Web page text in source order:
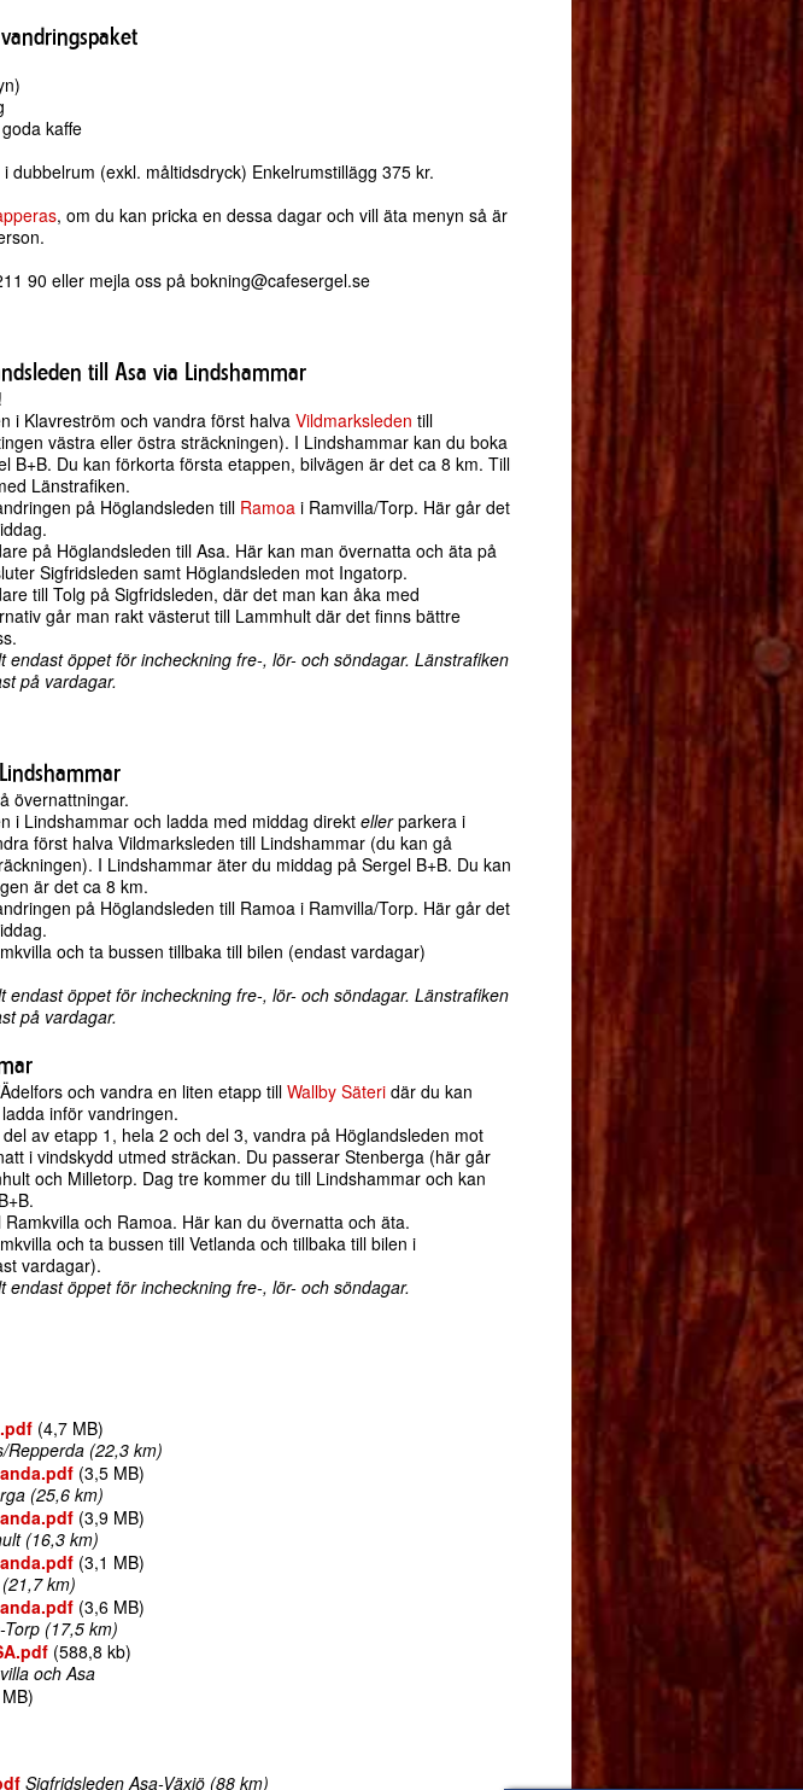
kaffe
dubbelrum (exkl. måltidsdryck) Enkelrumstillägg 375 kr.
, om du kan pricka en dessa dagar och vill äta menyn så är
90 eller mejla oss på bokning@cafesergel.se
till Asa via Lindshammar
i Klavreström och vandra först halvaVildmarksleden till
västra eller östra sträckningen). I Lindshammar kan du boka
B+B. Du kan förkorta första etappen, bilvägen är det ca 8 km. Till
Länstrafiken.
på Höglandsleden till Ramoa i Ramvilla/Torp. Här går det
på Höglandsleden till Asa. Här kan man övernatta och äta på
Sigfridsleden samt Höglandsleden mot Ingatorp.
till Tolg på Sigfridsleden, där det man kan åka med
går man rakt västerut till Lammhult där det finns bättre
endast öppet för incheckning fre-, lör- och söndagar. Länstrafiken
på vardagar.
övernattningar.
i Lindshammar och ladda med middag direktellerparkera i
först halva Vildmarksleden till Lindshammar (du kan gå
I Lindshammar äter du middag på Sergel B+B. Du kan
är det ca 8 km.
på Höglandsleden till Ramoa i Ramvilla/Torp. Här går det
och ta bussen tillbaka till bilen (endast vardagar)
endast öppet för incheckning fre-, lör- och söndagar. Länstrafiken
på vardagar.
och vandra en liten etapp tillWallby Säteri där du kan
inför vandringen.
av etapp 1, hela 2 och del 3, vandra på Höglandsleden mot
i vindskydd utmed sträckan. Du passerar Stenberga (här går
och Milletorp. Dag tre kommer du till Lindshammar och kan
och Ramoa. Här kan du övernatta och äta.
och ta bussen till Vetlanda och tillbaka till bilen i
vardagar).
endast öppet för incheckning fre-, lör- och söndagar.
(4,7 MB)
Repperda (22,3 km)
(3,5 MB)
(25,6 km)
(3,9 MB)
(16,3 km)
(3,1 MB)
km)
(3,6 MB)
(17,5 km)
(588,8 kb)
och Asa
Sigfridsleden Asa-Växjö (88 km)